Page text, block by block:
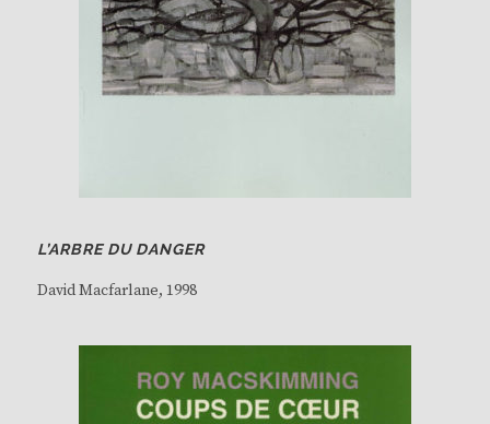
L’ARBRE DU DANGER
David Macfarlane, 1998